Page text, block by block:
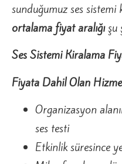
sunduğumuz ses
ortalama fiyat aralığışu
Ses Sistemi Kiralama
Fiyata Dahil Olan
Organizasyon
ses testi
Etkinlik süresince